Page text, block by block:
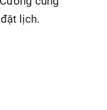
lịch.